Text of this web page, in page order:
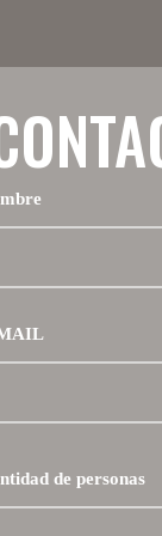
de personas